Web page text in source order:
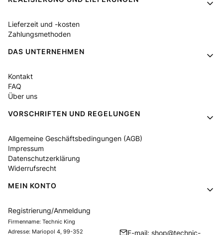
Lieferzeit und -kosten
Zahlungsmethoden
DAS UNTERNEHMEN
Kontakt
FAQ
Über uns
VORSCHRIFTEN UND REGELUNGEN
Allgemeine Geschäftsbedingungen (AGB)
Impressum
Datenschutzerklärung
Widerrufsrecht
MEIN KONTO
Registrierung/Anmeldung
Firmenname: Technic King
Adresse: Mariopol 4, 99-352
E-mail: shop@technic-